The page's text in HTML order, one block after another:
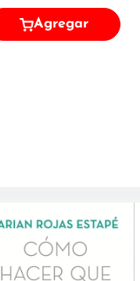
Agregar